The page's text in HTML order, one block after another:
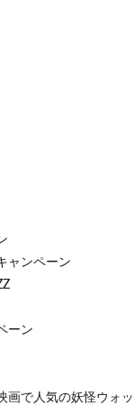
ャンペーン
ーン
画で人気の妖怪ウォ